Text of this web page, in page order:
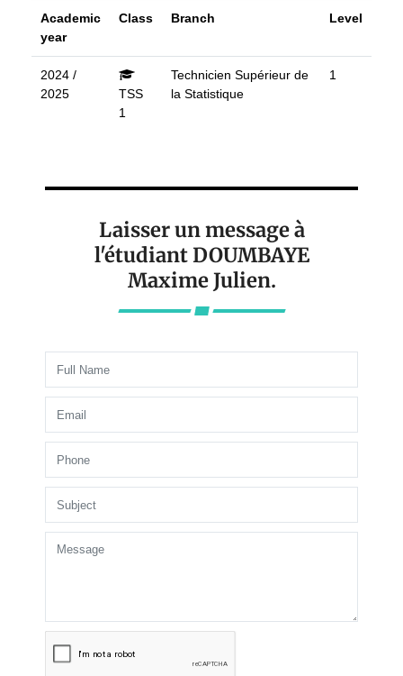
Academic
year
Class Branch Level
2024 /
2025
TSS
1
Technicien Supérieur de
la Statistique
1
Laisser un message à
l'étudiant DOUMBAYE
Maxime Julien.